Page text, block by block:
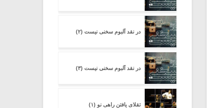
در نقد آلبوم سخنی نیست (۲)
در نقد آلبوم سخنی نیست (۳)
تقلای یافتن راهی نو (۱)